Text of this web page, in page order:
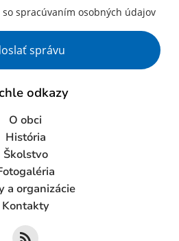
so spracúvaním osobných údajov
správu
odkazy
O obci
História
Školstvo
a organizácie
Kontakty